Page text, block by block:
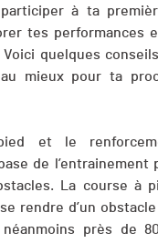
à ta
tes performances
quelques
mieux pour ta
et le
de l’entrainement
La course à
rendre d’un
près de